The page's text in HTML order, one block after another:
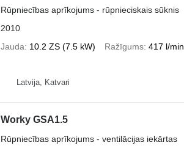
Rūpniecības aprīkojums - rūpnieciskais sūknis
2010
Jauda 10.2 ZS (7.5 kW) Ražīgums 417 l/min
Latvija, Katvari
Worky GSA1.5
Rūpniecības aprīkojums - ventilācijas iekārtas